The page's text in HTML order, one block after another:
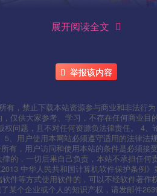
展开阅读全文
举报该内容
有，禁止下载本站资源参与商业和非法行
仅供大家参考、学习，不存在任何商业目
问题，且不对任何资源负法律责任。 4
、用户使用本网站必须遵守适用的法律
有，用户访问和使用本站的条件是必须接
的，一切后果自己负责，本站不承担任
中华人民共和国计算机软件保护条例
件等方式使用软件的，可以不经软件著
个企业或个人的知识产权，请发邮件